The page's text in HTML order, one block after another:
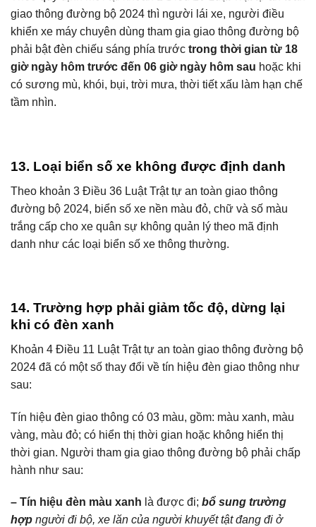
giao thông đường bộ 2024 thì người lái xe, người điều
khiển xe máy chuyên dùng tham gia giao thông đường bộ
phải bật đèn chiếu sáng phía trước trong thời gian từ 18
giờ ngày hôm trước đến 06 giờ ngày hôm sau hoặc khi
có sương mù, khói, bụi, trời mưa, thời tiết xấu làm hạn chế
tầm nhìn.
13. Loại biển số xe không được định danh
Theo khoản 3 Điều 36 Luật Trật tự an toàn giao thông
đường bộ 2024, biển số xe nền màu đỏ, chữ và số màu
trắng cấp cho xe quân sự không quản lý theo mã định
danh như các loại biển số xe thông thường.
14. Trường hợp phải giảm tốc độ, dừng lại
khi có đèn xanh
Khoản 4 Điều 11 Luật Trật tự an toàn giao thông đường bộ
2024 đã có một số thay đổi về tín hiệu đèn giao thông như
sau:
Tín hiệu đèn giao thông có 03 màu, gồm: màu xanh, màu
vàng, màu đỏ; có hiển thị thời gian hoặc không hiển thị
thời gian. Người tham gia giao thông đường bộ phải chấp
hành như sau:
– Tín hiệu đèn màu xanh là được đi; bổ sung trường
hợp người đi bộ, xe lăn của người khuyết tật đang đi ở